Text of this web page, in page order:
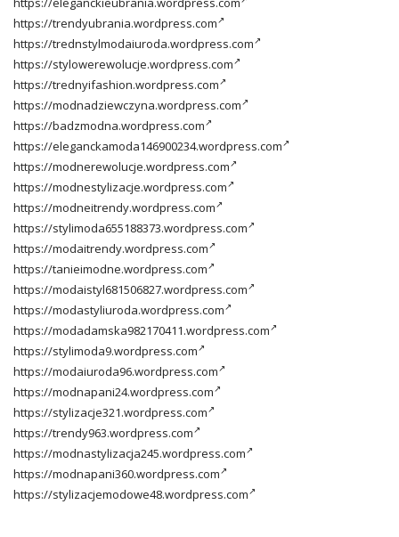
https://trendyubrania.wordpress.com
https://trednstylmodaiuroda.wordpress.com
https://stylowerewolucje.wordpress.com
https://trednyifashion.wordpress.com
https://modnadziewczyna.wordpress.com
https://badzmodna.wordpress.com
https://eleganckamoda146900234.wordpress.com
https://modnerewolucje.wordpress.com
https://modnestylizacje.wordpress.com
https://modneitrendy.wordpress.com
https://stylimoda655188373.wordpress.com
https://modaitrendy.wordpress.com
https://tanieimodne.wordpress.com
https://modaistyl681506827.wordpress.com
https://modastyliuroda.wordpress.com
https://modadamska982170411.wordpress.com
https://stylimoda9.wordpress.com
https://modaiuroda96.wordpress.com
https://modnapani24.wordpress.com
https://stylizacje321.wordpress.com
https://trendy963.wordpress.com
https://modnastylizacja245.wordpress.com
https://modnapani360.wordpress.com
https://stylizacjemodowe48.wordpress.com